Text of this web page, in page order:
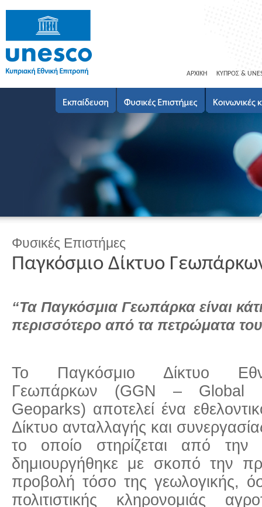
ΑΡΧΙΚΗ ΚΥΠΡΟΣ &
Φυσικές Επιστήμες
Παγκόσμιο Δίκτυο
“Τα Παγκόσμια Γεωπάρκα είναι
περισσότερο από τα πετρώματα
Το Παγκόσμιο Δίκτυο
Γεωπάρκων (GGN – Global
Geoparks) αποτελεί ένα
Δίκτυο ανταλλαγής και
το οποίο στηρίζεται από
δημιουργήθηκε με σκοπό την
προβολή τόσο της γεωλογικής,
πολιτιστικής κληρονομιάς